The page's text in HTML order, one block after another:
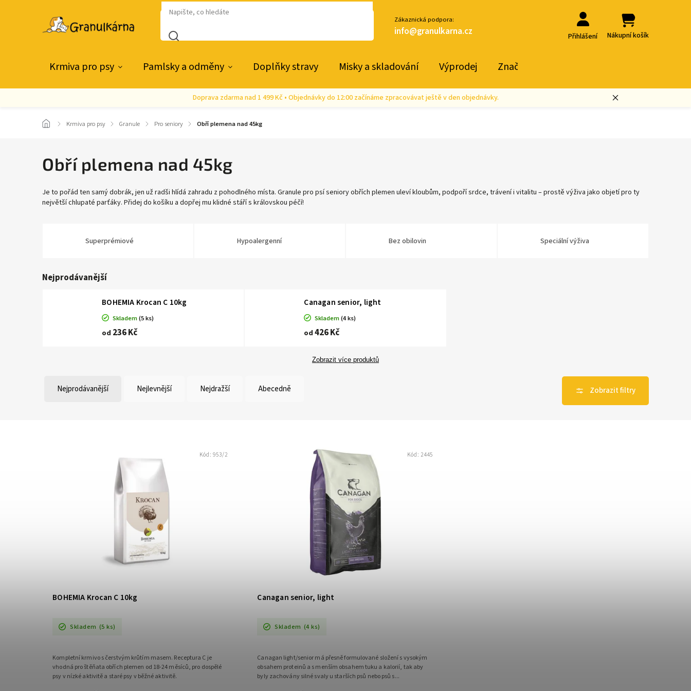
Zákaznická podpora:
info@granulkarna.cz Nákupní košík
Přihlášení
Krmiva pro psy Pamlsky a odměny Doplňky stravy Misky a skladování Výprodej Značky
Doprava zdarma nad 1 499 Kč • Objednávky do 12:00 začínáme zpracovávat ještě v den objednávky.
/ Krmiva pro psy / Granule / Pro seniory / Obří plemena nad 45kg
Obří plemena nad 45kg
Je to pořád ten samý dobrák, jen už radši hlídá zahradu z pohodlného místa. Granule pro psí seniory obřích plemen uleví kloubům, podpoří srdce, trávení i vitalitu – prostě výživa jako objetí pro ty
největší chlupaté parťáky. Přidej do košíku a dopřej mu klidné stáří s královskou péčí!
Superprémiové Hypoalergenní Bez obilovin Speciální výživa
Nejprodávanější
BOHEMIA Krocan C 10kg
Skladem(5 ks)
od 236 Kč
Canagan senior, light
Skladem(4 ks)
od 426 Kč
Zobrazit více produktů
Nejprodávanější Nejlevnější Nejdražší Abecedně
BOHEMIA Krocan C 10kg
Skladem (5 ks)
Kompletní krmivo s čerstvým krůtím masem. Receptura C je
vhodná pro štěňata obřích plemen od 18-24 měsíců, pro dospělé
psy v nízké aktivitě a staré psy v běžné aktivitě.
Kód:953/2
Canagan senior, light
Skladem (4 ks)
Canagan light/senior má přesně formulované složení s vysokým
obsahem proteinů a s menším obsahem tuku a kalorií, tak aby
byly zachovány silné svaly u starších psů nebo psů s...
Kód: 2445